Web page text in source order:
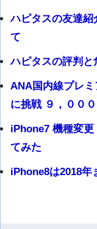
ハピタスの友達
て
ハピタスの評判と
ANA国内線プレ
に挑戦 ９，００
iPhone7 機種変更
てみた
iPhone8は2018年